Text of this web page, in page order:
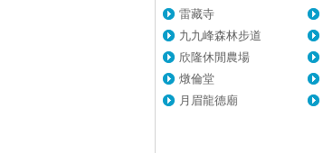
雷藏寺
九九峰森林步道
欣隆休閒農場
燉倫堂
月眉龍德廟